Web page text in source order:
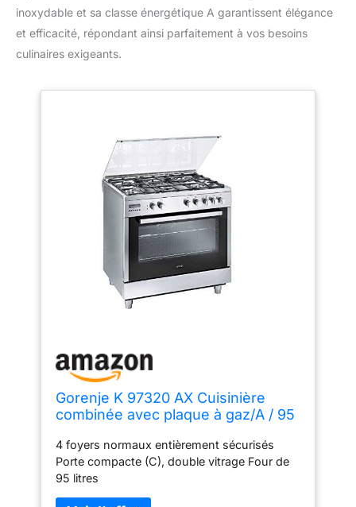
inoxydable et sa classe énergétique A garantissent élégance
et efficacité, répondant ainsi parfaitement à vos besoins
culinaires exigeants.
Gorenje K 97320 AX Cuisinière
combinée avec plaque à gaz/A / 95
inoxydable/minuterie/brûleur wok
4 foyers normaux entièrement sécurisés
Porte compacte (C), double vitrage Four de
95 litres